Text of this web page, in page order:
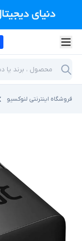
فروشگاه اینترنتی لنوکسیو